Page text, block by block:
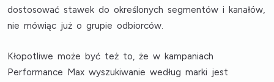
dostosować stawek do określonych segmentów i kanałów,
nie mówiąc już o grupie odbiorców.
Kłopotliwe może być też to, żew kampaniach
Performance Max wyszukiwanie według marki jest